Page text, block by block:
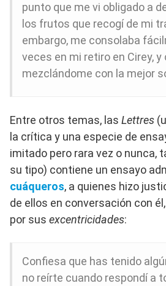
punto que me vi obligado a
los frutos que recogí de mi
embargo, me consolaba
veces en mi retiro en Cirey, y
mezclándome con la mejor
Entre otros temas, las Lettres
la crítica y una especie de
imitado pero rara vez o nunca,
su tipo) contiene un ensayo
cuáqueros, a quienes hizo
de ellos en conversación con
por sus excentricidades:
Confiesa que has tenido
no reírte cuando respondí a